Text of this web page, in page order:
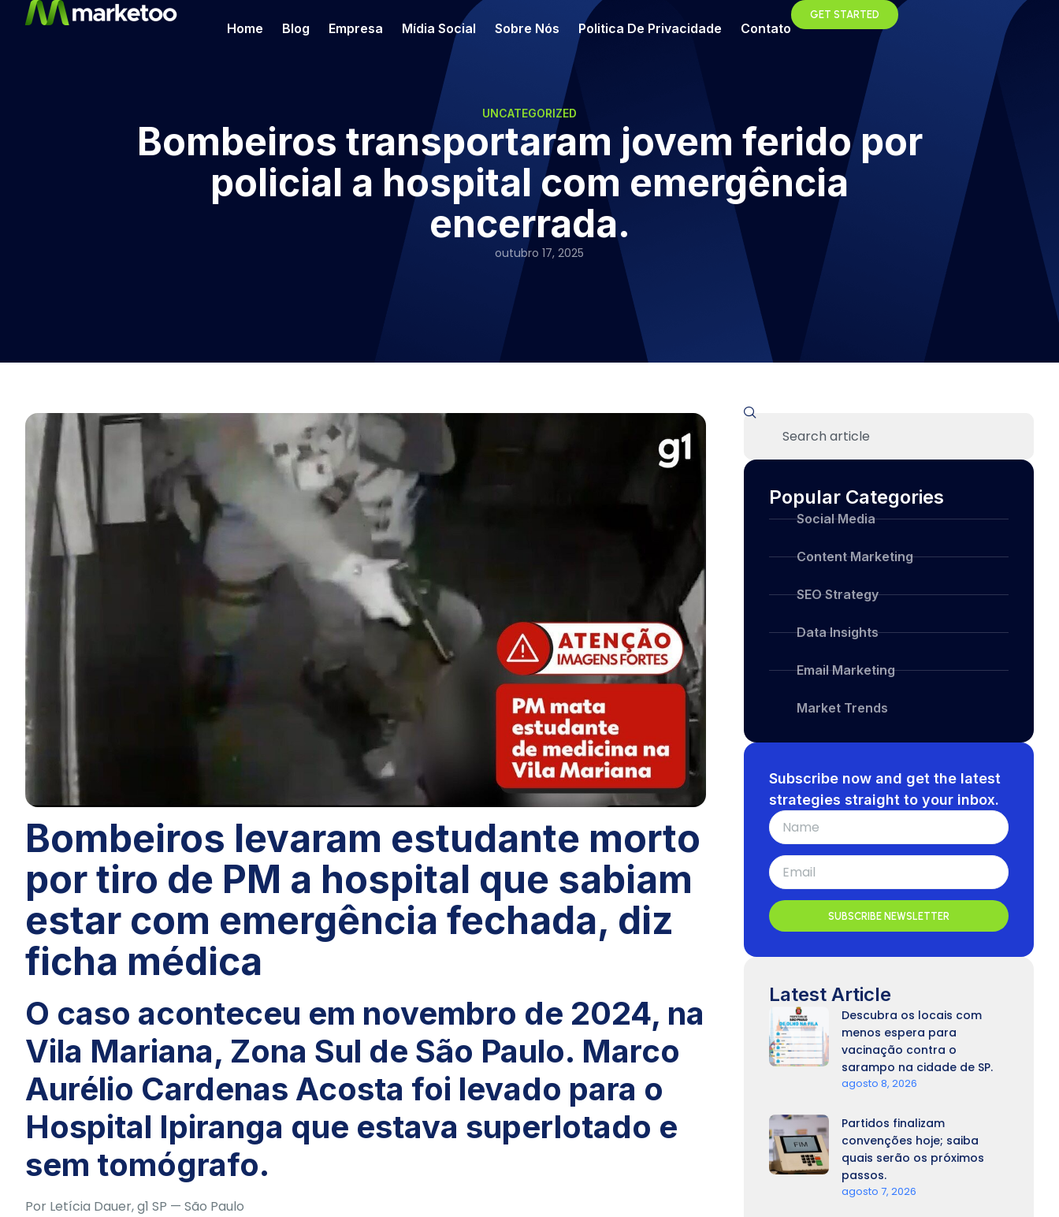
Home Blog Empresa Mídia Social Sobre Nós Politica De Privacidade Contato
GET STARTED
UNCATEGORIZED
Bombeiros transportaram jovem ferido por
policial a hospital com emergência
encerrada.
outubro 17, 2025
Bombeiros levaram estudante morto
por tiro de PM a hospital que sabiam
estar com emergência fechada, diz
ficha médica
O caso aconteceu em novembro de 2024, na
Vila Mariana, Zona Sul de São Paulo. Marco
Aurélio Cardenas Acosta foi levado para o
Hospital Ipiranga que estava superlotado e
sem tomógrafo.
Por Letícia Dauer, g1 SP — São Paulo
Popular Categories
Social Media
Content Marketing
SEO Strategy
Data Insights
Email Marketing
Market Trends
Subscribe now and get the latest
strategies straight to your inbox.
SUBSCRIBE NEWSLETTER
Latest Article
Descubra os locais com
menos espera para
vacinação contra o
sarampo na cidade de SP.
agosto 8, 2026
Partidos finalizam
convenções hoje; saiba
quais serão os próximos
passos.
agosto 7, 2026